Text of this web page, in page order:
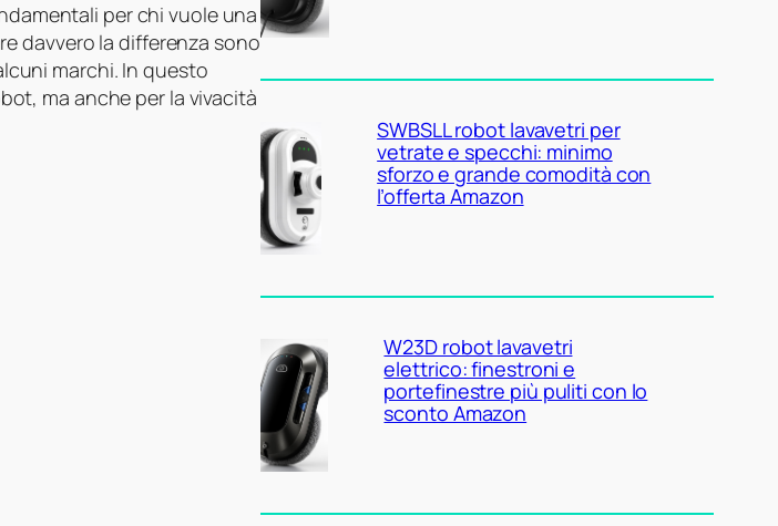
per chi vuole una
davvero la differenza sono
marchi. In questo
ma anche per la vivacità
SWBSLL robot lavavetri per
vetrate e specchi: minimo
sforzo e grande comodità con
l’offerta Amazon
W23D robot lavavetri
elettrico: finestroni e
portefinestre più puliti con lo
sconto Amazon